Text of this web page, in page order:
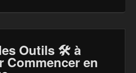
Outils 🛠 à
Commencer en